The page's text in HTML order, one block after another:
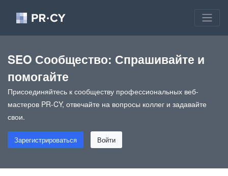
SEO Сообщество: Спрашивайте и
помогайте
Присоединяйтесь к сообществу профессиональных веб-
мастеров PR-CY, отвечайте на вопросы коллег и задавайте
свои.
Зарегистрироваться Войти